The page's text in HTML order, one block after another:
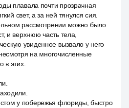
плавала почти прозрачная
свет, а за ней тянулся сия.
рассмотрении можно было
и верхнюю часть тела,
увиденное вызвало у него
на многочисленные
в этих.
у побережья флориды, быстро